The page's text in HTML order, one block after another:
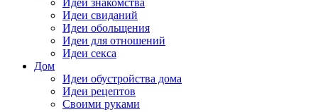
Идеи знакомства
Идеи свиданий
Идеи обольщения
Идеи для отношений
Идеи секса
Дом
Идеи обустройства дома
Идеи рецептов
Своими руками